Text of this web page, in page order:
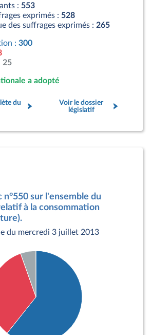
: 553
exprimés : 528
des suffrages exprimés : 265
: 300
25
a adopté
du
Voir le dossier
législatif
sur l'ensemble du
à la consommation
du mercredi 3 juillet 2013